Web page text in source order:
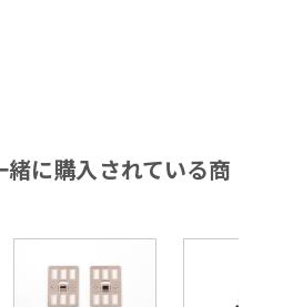
に購入されている商